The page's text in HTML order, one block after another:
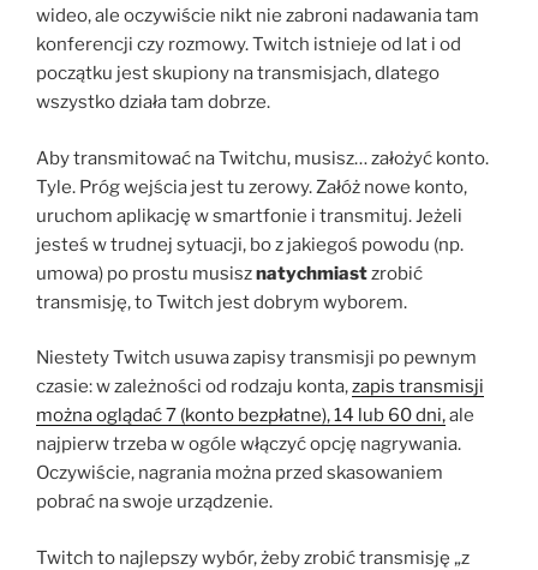
wideo, ale oczywiście nikt nie zabroni nadawania tam
konferencji czy rozmowy. Twitch istnieje od lat i od
początku jest skupiony na transmisjach, dlatego
wszystko działa tam dobrze.
Aby transmitować na Twitchu, musisz… założyć konto.
Tyle. Próg wejścia jest tu zerowy. Załóż nowe konto,
uruchom aplikację w smartfonie i transmituj. Jeżeli
jesteś w trudnej sytuacji, bo z jakiegoś powodu (np.
umowa) po prostu musisznatychmiastzrobić
transmisję, to Twitch jest dobrym wyborem.
Niestety Twitch usuwa zapisy transmisji po pewnym
czasie: w zależności od rodzaju konta,zapis transmisji
można oglądać 7 (konto bezpłatne), 14 lub 60 dni,ale
najpierw trzeba w ogóle włączyć opcję nagrywania.
Oczywiście, nagrania można przed skasowaniem
pobrać na swoje urządzenie.
Twitch to najlepszy wybór, żeby zrobić transmisję „z